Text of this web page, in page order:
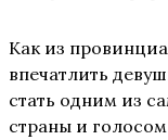
Как из
впечатлить
стать одним из
страны и